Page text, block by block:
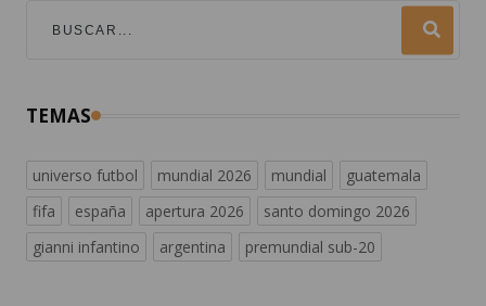
TEMAS
universo futbol mundial 2026 mundial
guatemala
fifa
españa apertura 2026
santo domingo 2026
gianni infantino
argentina premundial sub-20